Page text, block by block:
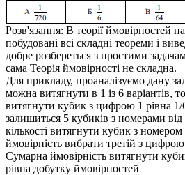
Розв'язання: В теорії ймовірностей
побудовані всі складні теореми і
добре розбереться з простими
сама Теорія ймовірності не складна.
Для прикладу, проаналізуємо дану
можна витягнути в 1 із 6 варіантів,
витягнути кубик з цифрою 1 рівна 1/
залишиться 5 кубиків з номерами від
кількості витягнути кубик з номером
ймовірність вибрати третій з цифрою
Сумарна ймовірність витягнути
рівна добутку ймовірностей